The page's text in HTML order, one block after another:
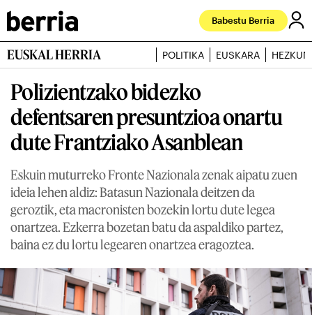
Babestu Berria
EUSKAL HERRIA POLITIKA EUSKARA
Polizientzako bidezko
defentsaren presuntzioa onartu
dute Frantziako Asanblean
Eskuin muturreko Fronte Nazionala zenak aipatu zuen
ideia lehen aldiz: Batasun Nazionala deitzen da
geroztik, eta macronisten bozekin lortu dute legea
onartzea. Ezkerra bozetan batu da aspaldiko partez,
baina ez du lortu legearen onartzea eragoztea.